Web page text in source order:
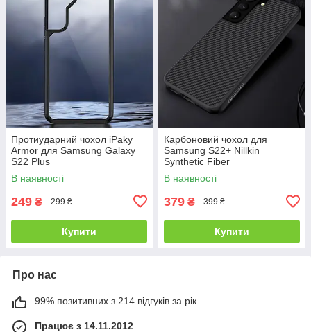
Протиударний чохол iPaky
Armor для Samsung Galaxy
S22 Plus
В наявності
249 ₴ 299 ₴
Купити
Карбоновий чохол для
Samsung S22+ Nillkin
Synthetic Fiber
В наявності
379 ₴ 399 ₴
Купити
Про нас
99% позитивних з 214 відгуків за рік
Працює з 14.11.2012